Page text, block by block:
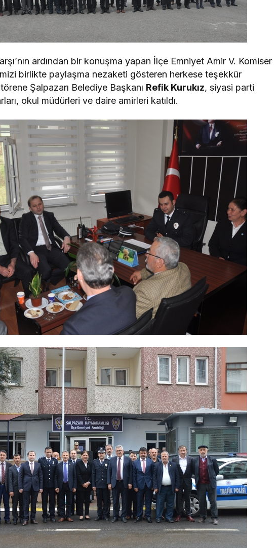
ardından bir konuşma yapan İlçe Emniyet Amir V. Komiser
birlikte paylaşma nezaketi gösteren herkese teşekkür
Şalpazarı Belediye Başkanı Refik Kurukız, siyasi parti
okul müdürleri ve daire amirleri katıldı.